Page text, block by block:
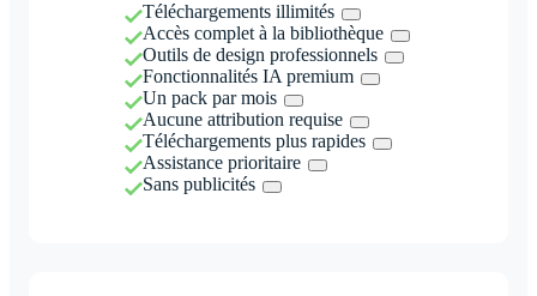
Téléchargements illimités
Accès complet à la bibliothèque
Outils de design professionnels
Fonctionnalités IA premium
Un pack par mois
Aucune attribution requise
Téléchargements plus rapides
Assistance prioritaire
Sans publicités